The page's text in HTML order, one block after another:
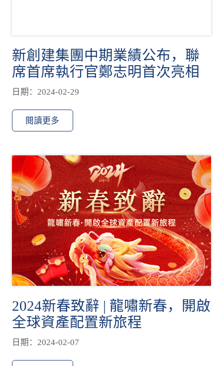
新創建集團中期業績公布，聯
席首席執行官鄭志明首次亮相
日期：2024-02-29
閱讀更多
2024新春致辭 | 龍嘯新春，開啟
全球資產配置新旅程
日期：2024-02-07